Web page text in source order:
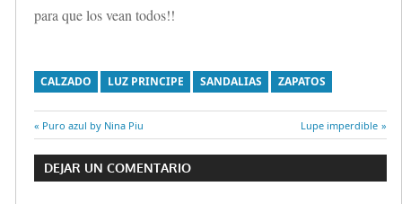
para que los vean todos!!
CALZADO LUZ PRINCIPE SANDALIAS ZAPATOS
Navegación
de
Entrada
anterior:
Puro azul by Nina Piu
Entrada
siguiente:
Lupe imperdible
DEJAR UN COMENTARIO